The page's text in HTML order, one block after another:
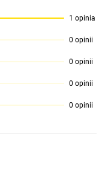
1 opinia
0 opinii
0 opinii
0 opinii
0 opinii